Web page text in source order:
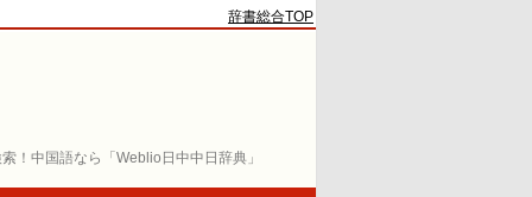
！中国語なら「Weblio日中中日辞典」
辞書総合TOP